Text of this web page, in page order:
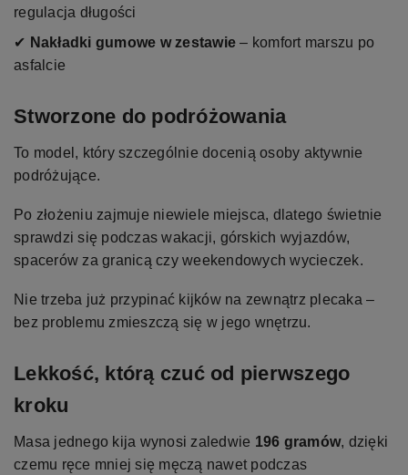
regulacja długości
✔ Nakładki gumowe w zestawie – komfort marszu po
asfalcie
Stworzone do podróżowania
To model, który szczególnie docenią osoby aktywnie
podróżujące.
Po złożeniu zajmuje niewiele miejsca, dlatego świetnie
sprawdzi się podczas wakacji, górskich wyjazdów,
spacerów za granicą czy weekendowych wycieczek.
Nie trzeba już przypinać kijków na zewnątrz plecaka –
bez problemu zmieszczą się w jego wnętrzu.
Lekkość, którą czuć od pierwszego
kroku
Masa jednego kija wynosi zaledwie 196 gramów, dzięki
czemu ręce mniej się męczą nawet podczas